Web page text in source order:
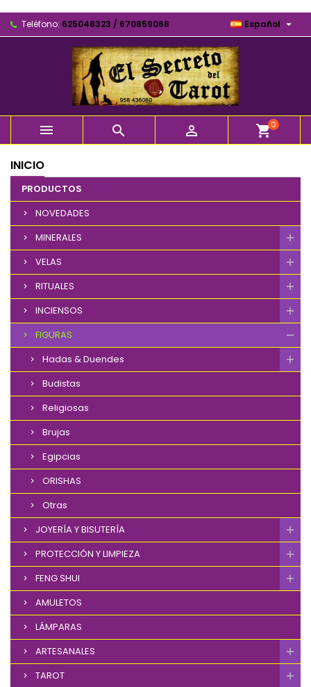
Teléfono: 625048323 / 670859068 Español 
   shopping_cart0
INICIO
PRODUCTOS
NOVEDADES
MINERALES
VELAS
RITUALES
INCIENSOS
FIGURAS
Hadas & Duendes
Budistas
Religiosas
Brujas
Egipcias
ORISHAS
Otras
JOYERÍA Y BISUTERÍA
PROTECCIÓN Y LIMPIEZA
FENG SHUI
AMULETOS
LÁMPARAS
ARTESANALES
TAROT